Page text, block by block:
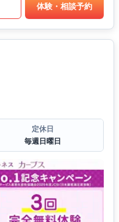
体験・相談予約
定休日
毎週日曜日